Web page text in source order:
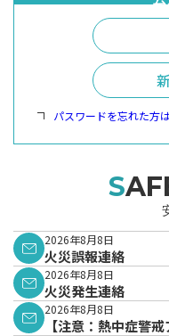
パスワードを忘れた方
2026年8月8日
火災誤報連絡
2026年8月8日
火災発生連絡
2026年8月8日
【注意：熱中症警